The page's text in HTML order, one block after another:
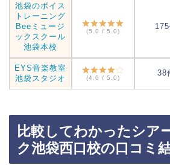
池袋のボイス
トレーニング
Beeミュージ
ックスクール
池袋本校
(5.0 / 5.0)
EYS音楽教室
池袋スタジオ
(4.0 / 5.0)
38
比較してわかったシア
ク池袋西口校の口コミ